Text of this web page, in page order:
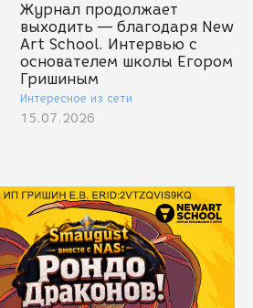
Журнал продолжает
выходить — благодаря New
Art School. Интервью с
основателем школы Егором
Гришиным
Интересное из сети
15.07.2026